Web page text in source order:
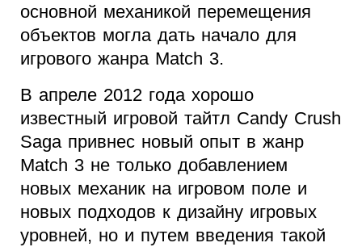
основной механикой перемещения
объектов могла дать начало для
игрового жанра Match 3.
В апреле 2012 года хорошо
известный игровой тайтл Candy Crush
Saga привнес новый опыт в жанр
Match 3 не только добавлением
новых механик на игровом поле и
новых подходов к дизайну игровых
уровней, но и путем введения такой